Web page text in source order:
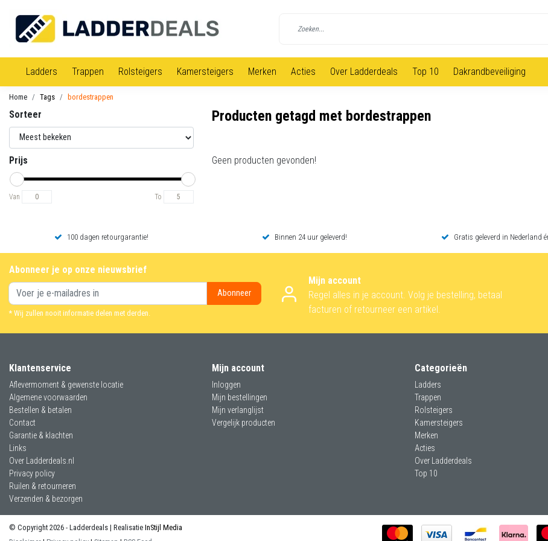
Ladders Trappen Rolsteigers Kamersteigers Merken Acties Over Ladderdeals Top 10 Dakrandbeveiliging
Home Tags bordestrappen
Sorteer
Prijs
Van To
Producten getagd met bordestrappen
Geen producten gevonden!
100 dagen retourgarantie! Binnen 24 uur geleverd! Gratis geleverd in Nederland
Abonneer je op onze nieuwsbrief
Abonneer
* Wij zullen nooit informatie delen met derden.
Mijn account
Regel alles in je account. Volg je bestelling, betaal
facturen of retourneer een artikel.
Klantenservice
Aflevermoment & gewenste locatie
Algemene voorwaarden
Bestellen & betalen
Contact
Garantie & klachten
Links
Over Ladderdeals.nl
Privacy policy
Ruilen & retourneren
Verzenden & bezorgen
Mijn account
Inloggen
Mijn bestellingen
Mijn verlanglijst
Vergelijk producten
Categorieën
Ladders
Trappen
Rolsteigers
Kamersteigers
Merken
Acties
Over Ladderdeals
Top 10
© Copyright 2026 - Ladderdeals | Realisatie InStijl Media